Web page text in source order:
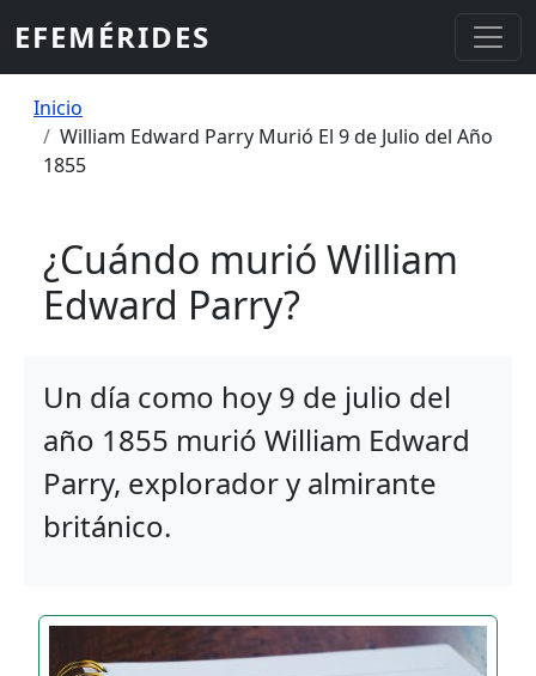
EFEMÉRIDES
Sobrescribir enlaces de ayuda a la
Inicio
William Edward Parry Murió El 9 de Julio del Año
1855
¿Cuándo murió William
Edward Parry?
Un día como hoy 9 de julio del
año 1855 murió William Edward
Parry, explorador y almirante
británico.